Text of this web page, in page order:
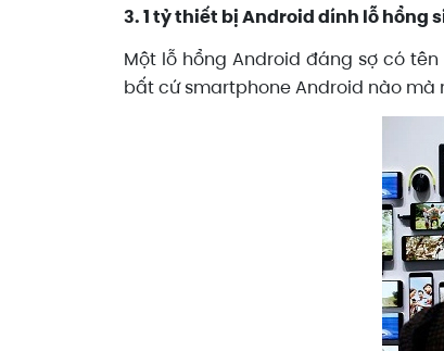
3. 1 tỷ thiết bị Android dính lỗ hổng
Một lỗ hổng Android đáng sợ có
bất cứ smartphone Android nào mà